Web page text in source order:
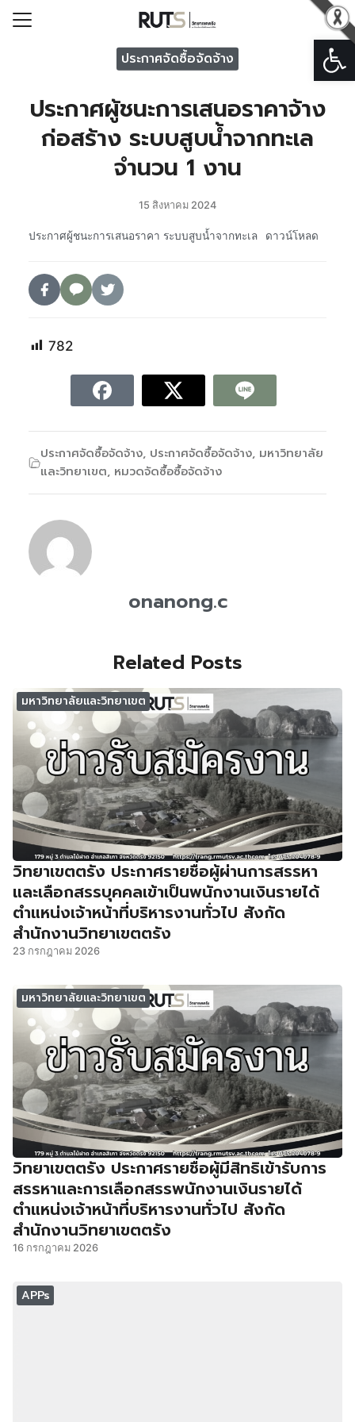
บวิทยาเขตตรัง
ประกาศจัดซื้อจัดจ้าง
ประกาศผู้ชนะการเสนอราคาจ้าง
ก่อสร้าง ระบบสูบน้ำจากทะเล
จำนวน 1 งาน
15 สิงหาคม 2024
ประกาศผู้ชนะการเสนอราคา ระบบสูบน้ำจากทะเล ดาวน์โหลด
782
ประกาศจัดซื้อจัดจ้าง, ประกาศจัดซื้อจัดจ้าง, มหาวิทยาลัย
และวิทยาเขต, หมวดจัดซื้อซื้อจัดจ้าง
onanong.c
Related Posts
มหาวิทยาลัยและวิทยาเขต
วิทยาเขตตรัง ประกาศรายชื่อผู้ผ่านการสรรหา
และเลือกสรรบุคคลเข้าเป็นพนักงานเงินรายได้
ตำแหน่งเจ้าหน้าที่บริหารงานทั่วไป สังกัด
สำนักงานวิทยาเขตตรัง
23 กรกฎาคม 2026
มหาวิทยาลัยและวิทยาเขต
วิทยาเขตตรัง ประกาศรายชื่อผู้มีสิทธิเข้ารับการ
สรรหาและการเลือกสรรพนักงานเงินรายได้
ตำแหน่งเจ้าหน้าที่บริหารงานทั่วไป สังกัด
สำนักงานวิทยาเขตตรัง
16 กรกฎาคม 2026
APPs